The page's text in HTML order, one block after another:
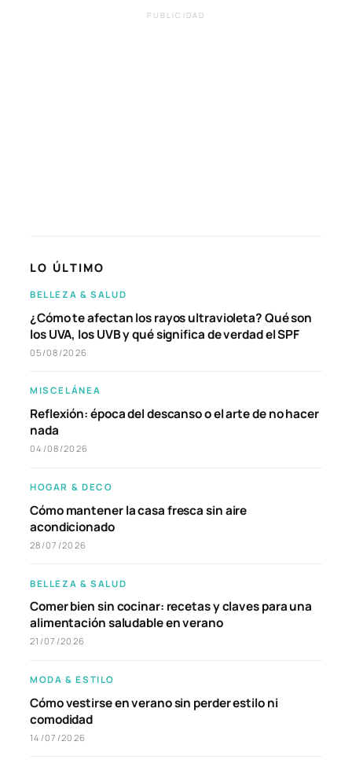
PUBLICIDAD
LO ÚLTIMO
BELLEZA & SALUD
¿Cómo te afectan los rayos ultravioleta? Qué son
los UVA, los UVB y qué significa de verdad el SPF
05/08/2026
MISCELÁNEA
Reflexión: época del descanso o el arte de no hacer
nada
04/08/2026
HOGAR & DECO
Cómo mantener la casa fresca sin aire
acondicionado
28/07/2026
BELLEZA & SALUD
Comer bien sin cocinar: recetas y claves para una
alimentación saludable en verano
21/07/2026
MODA & ESTILO
Cómo vestirse en verano sin perder estilo ni
comodidad
14/07/2026